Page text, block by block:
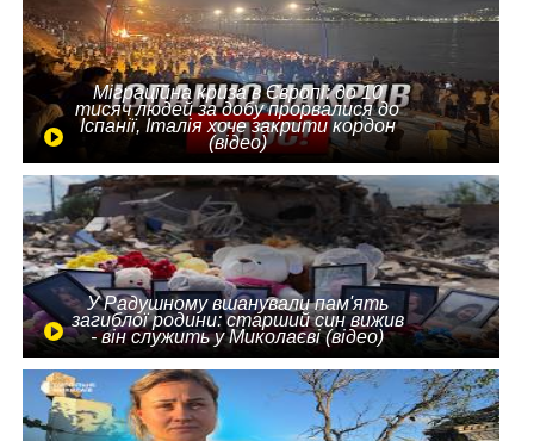
Міграційна криза в Європі: до 10
тисяч людей за добу прорвалися до
Іспанії, Італія хоче закрити кордон
(відео)
У Радушному вшанували пам'ять
загиблої родини: старший син вижив
- він служить у Миколаєві (відео)